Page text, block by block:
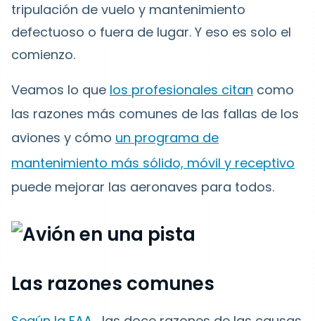
tripulación de vuelo y mantenimiento
defectuoso o fuera de lugar. Y eso es solo el
comienzo.
Veamos lo que los profesionales citan como
las razones más comunes de las fallas de los
aviones y cómo un programa de
mantenimiento más sólido, móvil y receptivo
puede mejorar las aeronaves para todos.
Las razones comunes